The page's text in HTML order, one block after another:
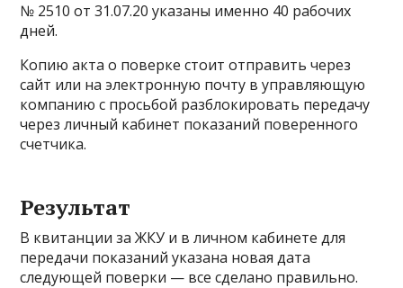
№ 2510 от 31.07.20 указаны именно 40 рабочих
дней.
Копию акта о поверке стоит отправить через
сайт или на электронную почту в управляющую
компанию с просьбой разблокировать передачу
через личный кабинет показаний поверенного
счетчика.
Результат
В квитанции за ЖКУ и в личном кабинете для
передачи показаний указана новая дата
следующей поверки — все сделано правильно.